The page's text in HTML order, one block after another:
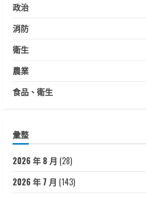
政治
消防
衛生
農業
食品、衛生
彙整
2026 年 8 月 (28)
2026 年 7 月 (143)